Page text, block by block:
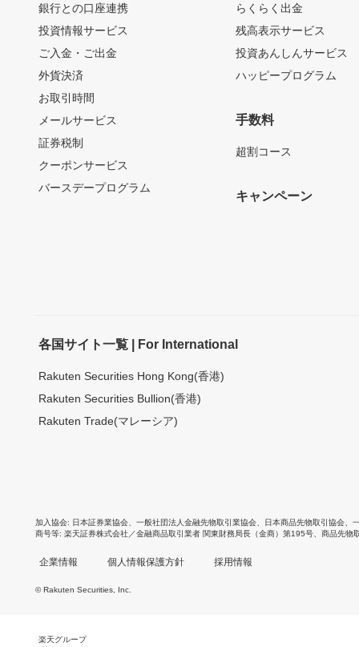
銀行との口座連携
投資情報サービス
ご入金・ご出金
外貨決済
お取引時間
メールサービス
証券税制
クーポンサービス
バースデープログラム
らくらく出金
残高表示サービス
投資あんしんサービス
ハッピープログラム
手数料
超割コース
キャンペーン
各国サイト一覧 | For International
Rakuten Securities Hong Kong(香港)
Rakuten Securities Bullion(香港)
Rakuten Trade(マレーシア)
加入協会 日本証券業協会 一般社団法人金融先物取引業協会 日本商品先物取引協会
商号等 楽天証券株式会社／金融商品取引業者 関東財務局長（金商）第195号、商品先物
企業情報 個人情報保護方針 採用情報
© Rakuten Securities, Inc.
楽天グループ